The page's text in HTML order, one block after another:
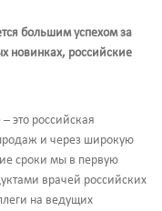
большим успехом за
новинках, российские
это российская
и через широкую
сроки мы в первую
врачей российских
на ведущих